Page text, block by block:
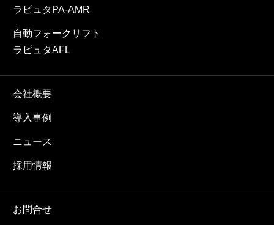
ラピュタPA-AMR
自動フォークリフト
ラピュタAFL
会社概要
導入事例
ニュース
採用情報
お問合せ